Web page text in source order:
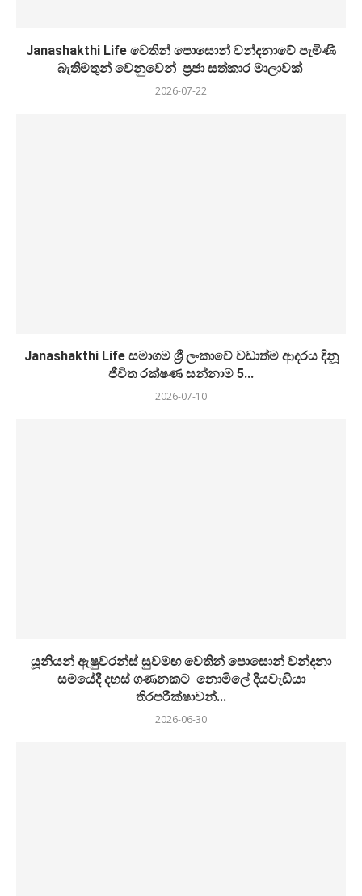
Janashakthi Life වෙතින් පොසොන් වන්දනාවේ පැමිණි
බැතිමතුන් වෙනුවෙන් ප්‍රජා සත්කාර මාලාවක්
2026-07-22
Janashakthi Life සමාගම ශ්‍රී ලංකාවේ වඩාත්ම ආදරය දිනූ
ජීවිත රක්ෂණ සන්නාම 5...
2026-07-10
යූනියන් ඇෂුවරන්ස් සුවමඟ වෙතින් පොසොන් වන්දනා
සමයේදී දහස් ගණනකට නොමිලේ දියවැඩියා
තිරපරීක්ෂාවන්...
2026-06-30